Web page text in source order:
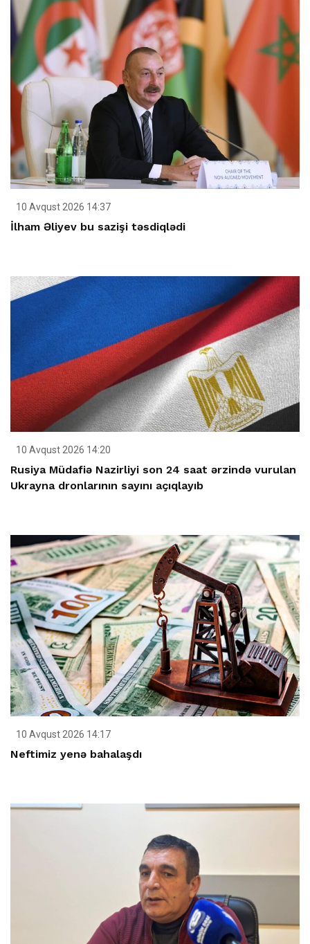
10 Avqust 2026 14:37
İlham Əliyev bu sazişi təsdiqlədi
10 Avqust 2026 14:20
Rusiya Müdafiə Nazirliyi son 24 saat ərzində vurulan
Ukrayna dronlarının sayını açıqlayıb
10 Avqust 2026 14:17
Neftimiz yenə bahalaşdı